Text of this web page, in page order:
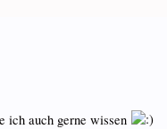
ich auch gerne wissen